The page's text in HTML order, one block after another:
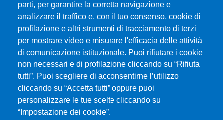
parti, per garantire la corretta navigazione e
analizzare il traffico e, con il tuo consenso, cookie di
profilazione e altri strumenti di tracciamento di terzi
per mostrare video e misurare l'efficacia delle attività
di comunicazione istituzionale. Puoi rifiutare i cookie
non necessari e di profilazione cliccando su “Rifiuta
tutti”. Puoi scegliere di acconsentirne l’utilizzo
cliccando su “Accetta tutti” oppure puoi
personalizzare le tue scelte cliccando su
“Impostazione dei cookie”.
Università degli Studi di Messina
Piazza Pugliatti, 1 - 98122 Messina
Cod. Fiscale 80004070837
P.IVA 00724160833
Centralino: 090 676 1
MENÙ SOCIAL
MENÙ FOOTER 1